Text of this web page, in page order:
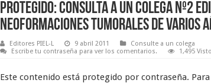
Protegido: Consulta a un colega Nº2
neoformaciones tumorales de varios
Editores PIEL-L 9 abril 2011
Consulte a un colega
Escribe tu contraseña para ver los comentarios.
1,495 Visto
Este contenido está protegido por contraseña.